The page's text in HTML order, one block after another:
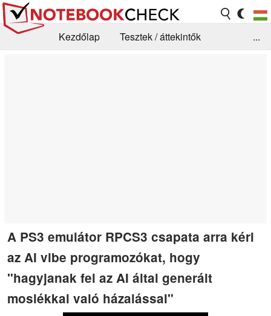
Kezdőlap
Tesztek / áttekintők
...
A PS3 emulátor RPCS3 csapata arra kéri
az AI vibe programozókat, hogy
"hagyjanak fel az AI által generált
moslékkal való házalással"